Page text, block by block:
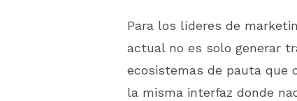
Para los líderes de
actual no es solo generar
ecosistemas de pauta que
la misma interfaz donde